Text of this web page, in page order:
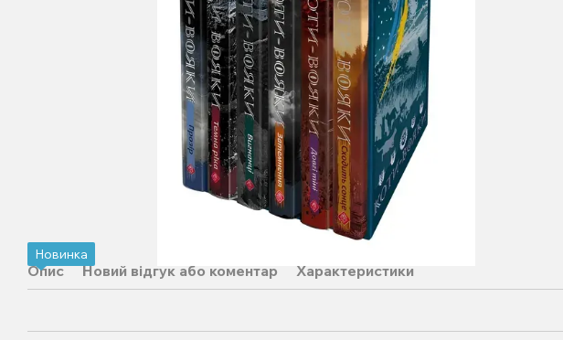
Новинка
Опис Новий відгук або коментар Характеристики